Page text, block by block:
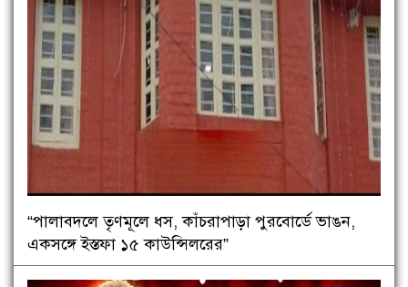
“পালাবদলে তৃণমূলে ধস, কাঁচরাপাড়া পুরবোর্ডে ভাঙন,
একসঙ্গে ইস্তফা ১৫ কাউন্সিলরের”